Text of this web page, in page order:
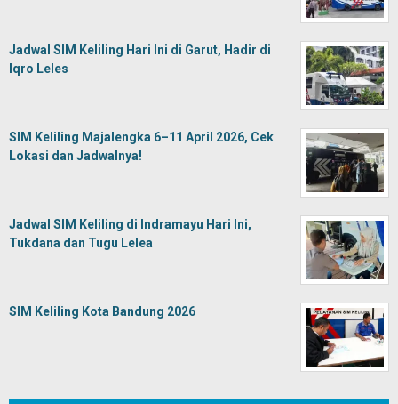
Jadwal SIM Keliling Hari Ini di Garut, Hadir di
Iqro Leles
SIM Keliling Majalengka 6–11 April 2026, Cek
Lokasi dan Jadwalnya!
Jadwal SIM Keliling di Indramayu Hari Ini,
Tukdana dan Tugu Lelea
SIM Keliling Kota Bandung 2026